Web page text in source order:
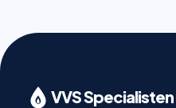
VVS Specialisten